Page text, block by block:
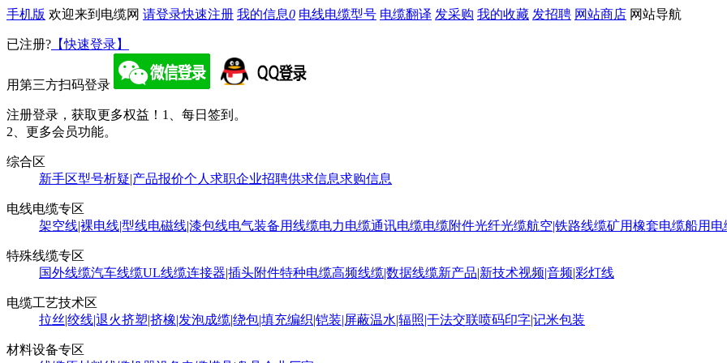
手机版 欢迎来到电缆网 请登录快速注册 我的信息0 电线电缆型号 电缆翻译 发采购 我的收藏 发招聘 网站商店 网站导航
已注册? 【快速登录】
用第三方扫码登录
注册登录，获取更多权益！ 1、每日签到。
2、更多会员功能。
综合区
新手区型号析疑|产品报价个人求职企业招聘供求信息求购信息
电线电缆专区
架空线|裸电线|型线电磁线|漆包线电气装备用线缆电力电缆通讯电缆电缆附件光纤光缆航空|铁路线缆矿用橡套电缆船用电
特殊线缆专区
国外线缆汽车线缆UL线缆连接器|插头附件特种电缆高频线缆|数据线缆新产品|新技术视频|音频|彩灯线
电缆工艺技术区
拉丝|绞线|退火挤塑|挤橡|发泡成缆|绕包|填充编织|铠装|屏蔽温水|辐照|干法交联喷码印字|记米包装
材料设备专区